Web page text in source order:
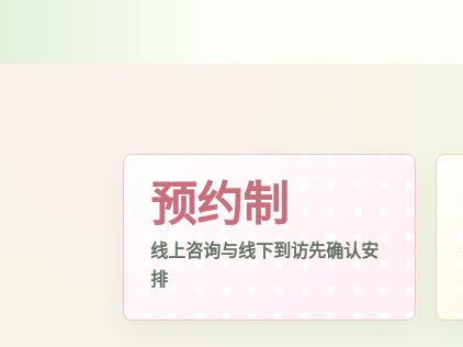
预约制
线上咨询与线下到访先确认安
排